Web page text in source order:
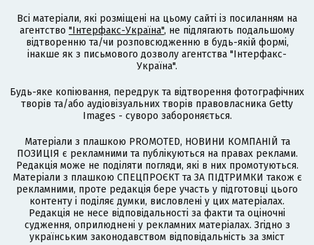
Всі матеріали, які розміщені на цьому сайті із посиланням на
агентство "Інтерфакс-Україна", не підлягають подальшому
відтворенню та/чи розповсюдженню в будь-якій формі,
інакше як з письмового дозволу агентства "Інтерфакс-
Україна".
Будь-яке копіювання, передрук та відтворення фотографічних
творів та/або аудіовізуальних творів правовласника Getty
Images - суворо забороняється.
Матеріали з плашкою PROMOTED, НОВИНИ КОМПАНІЙ та
ПОЗИЦІЯ є рекламними та публікуються на правах реклами.
Редакція може не поділяти погляди, які в них промотуються.
Матеріали з плашкою СПЕЦПРОЄКТ та ЗА ПІДТРИМКИ також є
рекламними, проте редакція бере участь у підготовці цього
контенту і поділяє думки, висловлені у цих матеріалах.
Редакція не несе відповідальності за факти та оціночні
судження, оприлюднені у рекламних матеріалах. Згідно з
українським законодавством відповідальність за зміст